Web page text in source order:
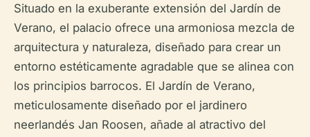
Situado en la exuberante extensión del Jardín de
Verano, el palacio ofrece una armoniosa mezcla de
arquitectura y naturaleza, diseñado para crear un
entorno estéticamente agradable que se alinea con
los principios barrocos. El Jardín de Verano,
meticulosamente diseñado por el jardinero
neerlandés Jan Roosen, añade al atractivo del